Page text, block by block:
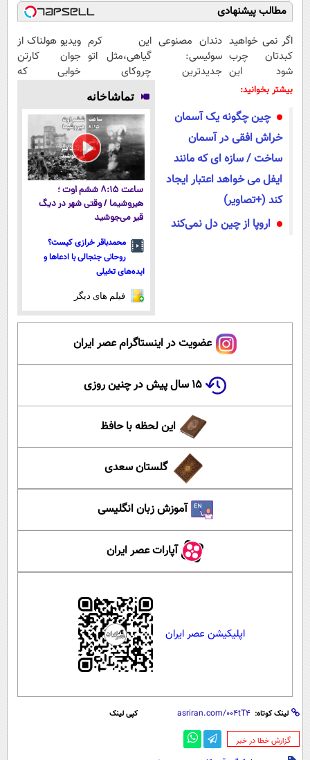
مطالب پیشنهادی
اگر نمی خواهید
کبدتان چرب
شود این
نوشیدنی خوش
دندان مصنوعی
سوئیسی:
جدیدترین
پرداخت قسطی
این کرم
گیاهی،مثل اتو
چروکای
پوستتوصاف
میکنه!50%تخفیف
ویدیو هولناک از
جوان کارتن
خوابی که
بیشتر بخوانید:
چین چگونه یک آسمان
خراش افقی در آسمان
ساخت / سازه ای که مانند
ایفل می خواهد اعتبار ایجاد
کند (+تصاویر)
اروپا از چین دل نمی‌کند
تماشاخانه
ساعت ۸:۱۵ ششم اوت ؛
هیروشیما / وقتی شهر در دیگ
قیر می‌جوشید
محمدباقر خرازی کیست؟
روحانی جنجالی با ادعاها و
ایده‌های تخیلی
فیلم های دیگر
عضویت در اینستاگرام عصر ایران
۱۵ سال پیش در چنین روزی
این لحظه با حافظ
گلستان سعدی
آموزش زبان انگلیسی
آپارات عصر ایران
اپلیکیشن عصر ایران
لینک کوتاه: کپی لینک
‌گزارش خطا در خبر